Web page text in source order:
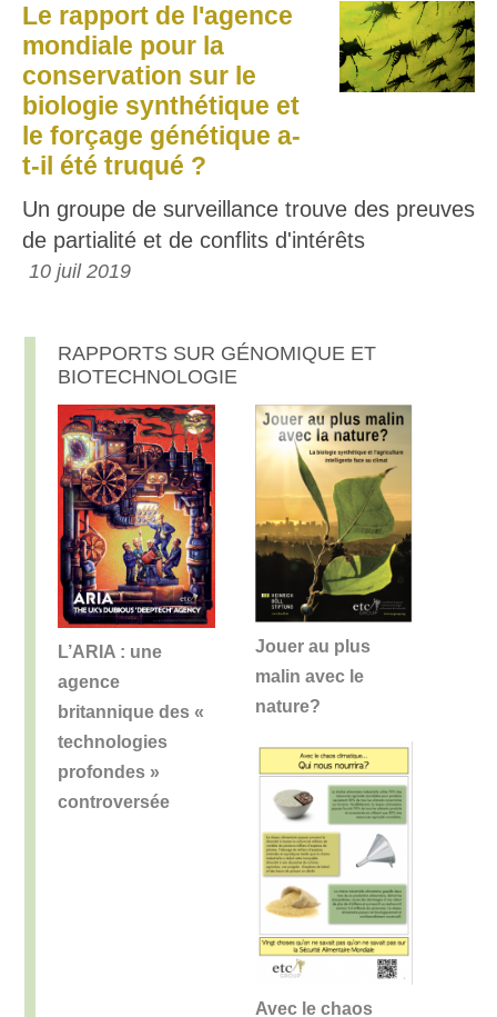
Le rapport de l'agence
mondiale pour la
conservation sur le
biologie synthétique et
le forçage génétique a-
t-il été truqué ?
Un groupe de surveillance trouve des preuves
de partialité et de conflits d'intérêts
10 juil 2019
RAPPORTS SUR GÉNOMIQUE ET
BIOTECHNOLOGIE
L’ARIA : une
agence
britannique des «
technologies
profondes »
controversée
Jouer au plus
malin avec le
nature?
Avec le chaos